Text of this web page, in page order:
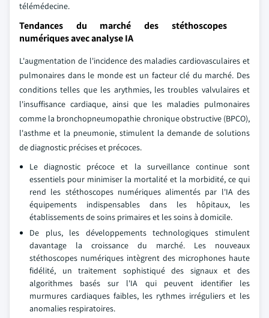
télémédecine.
Tendances du marché des stéthoscopes
numériques avec analyse IA
L'augmentation de l'incidence des maladies cardiovasculaires et
pulmonaires dans le monde est un facteur clé du marché. Des
conditions telles que les arythmies, les troubles valvulaires et
l'insuffisance cardiaque, ainsi que les maladies pulmonaires
comme la bronchopneumopathie chronique obstructive (BPCO),
l'asthme et la pneumonie, stimulent la demande de solutions
de diagnostic précises et précoces.
Le diagnostic précoce et la surveillance continue sont
essentiels pour minimiser la mortalité et la morbidité, ce qui
rend les stéthoscopes numériques alimentés par l'IA des
équipements indispensables dans les hôpitaux, les
établissements de soins primaires et les soins à domicile.
De plus, les développements technologiques stimulent
davantage la croissance du marché. Les nouveaux
stéthoscopes numériques intègrent des microphones haute
fidélité, un traitement sophistiqué des signaux et des
algorithmes basés sur l'IA qui peuvent identifier les
murmures cardiaques faibles, les rythmes irréguliers et les
anomalies respiratoires.